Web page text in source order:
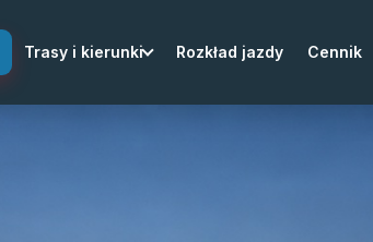
Trasy i kierunki Rozkład jazdy Cennik